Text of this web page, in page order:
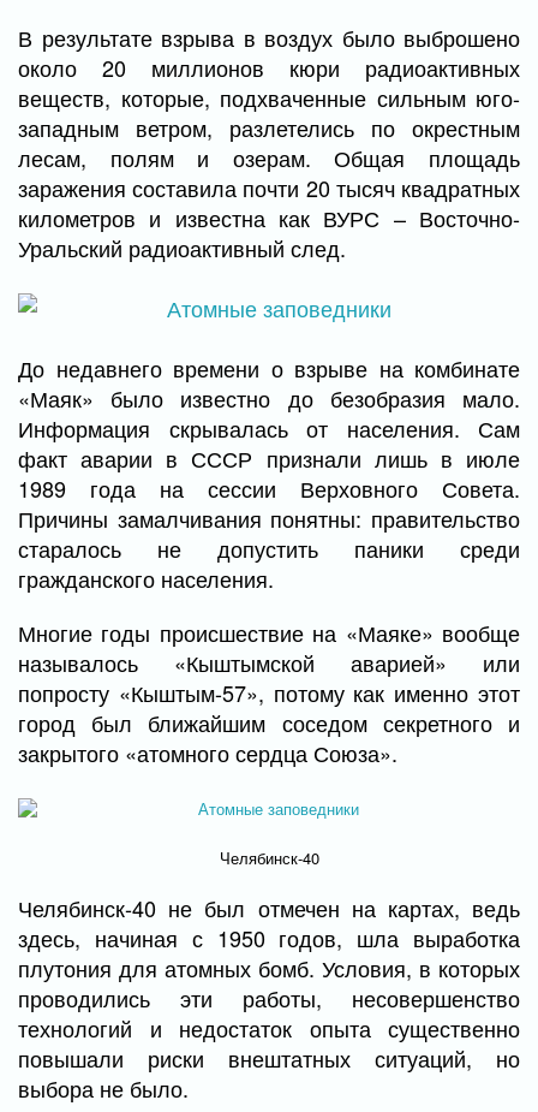
В результате взрыва в воздух было выброшено
около 20 миллионов кюри радиоактивных
веществ, которые, подхваченные сильным юго-
западным ветром, разлетелись по окрестным
лесам, полям и озерам. Общая площадь
заражения составила почти 20 тысяч квадратных
километров и известна как ВУРС – Восточно-
Уральский радиоактивный след.
До недавнего времени о взрыве на комбинате
«Маяк» было известно до безобразия мало.
Информация скрывалась от населения. Сам
факт аварии в СССР признали лишь в июле
1989 года на сессии Верховного Совета.
Причины замалчивания понятны: правительство
старалось не допустить паники среди
гражданского населения.
Многие годы происшествие на «Маяке» вообще
называлось «Кыштымской аварией» или
попросту «Кыштым-57», потому как именно этот
город был ближайшим соседом секретного и
закрытого «атомного сердца Союза».
Челябинск-40
Челябинск-40 не был отмечен на картах, ведь
здесь, начиная с 1950 годов, шла выработка
плутония для атомных бомб. Условия, в которых
проводились эти работы, несовершенство
технологий и недостаток опыта существенно
повышали риски внештатных ситуаций, но
выбора не было.